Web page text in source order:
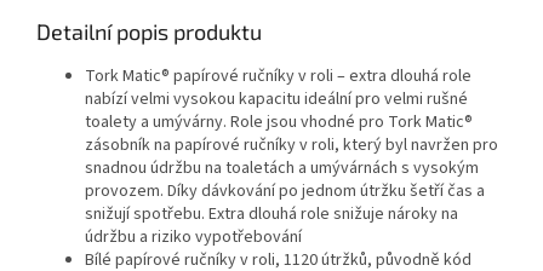
Detailní popis produktu
Tork Matic® papírové ručníky v roli – extra dlouhá role
nabízí velmi vysokou kapacitu ideální pro velmi rušné
toalety a umývárny. Role jsou vhodné pro Tork Matic®
zásobník na papírové ručníky v roli, který byl navržen pro
snadnou údržbu na toaletách a umývárnách s vysokým
provozem. Díky dávkování po jednom útržku šetří čas a
snižují spotřebu. Extra dlouhá role snižuje nároky na
údržbu a riziko vypotřebování
Bílé papírové ručníky v roli, 1120 útržků, původně kód